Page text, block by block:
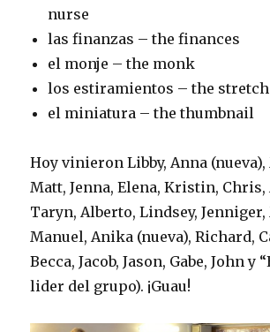
nurse
las finanzas – the finances
el monje – the monk
los estiramientos – the
el miniatura – the thumbnail
Hoy vinieron Libby, Anna (nueva),
Matt, Jenna, Elena, Kristin, Chris,
Taryn, Alberto, Lindsey,
Manuel, Anika (nueva), Richard,
Becca, Jacob, Jason, Gabe, John y
lider del grupo). ¡Guau!